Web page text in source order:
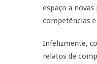
espaço a
competências
Infelizmente,
relatos de